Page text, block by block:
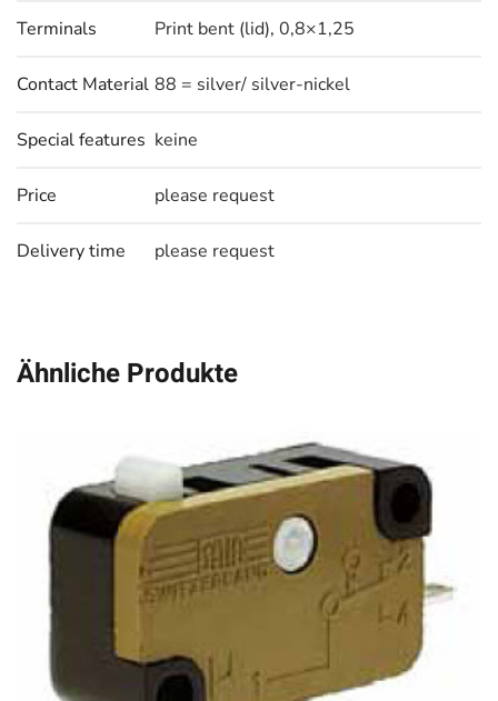
Terminals Print bent (lid), 0,8×1,25
Contact Material 88 = silver/ silver-nickel
Special features keine
Price please request
Delivery time please request
Ähnliche Produkte